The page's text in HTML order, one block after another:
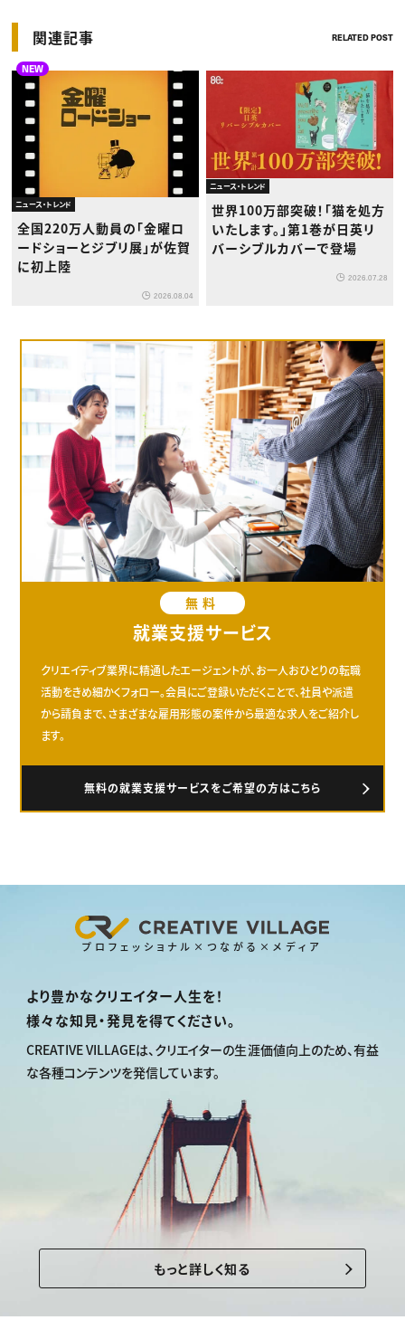
関連記事 RELATED POST
NEW
ニュース・トレンド
全国220万人動員の「金曜ロ
ードショーとジブリ展」が佐賀
に初上陸
2026.08.04
ニュース・トレンド
世界100万部突破！「猫を処方
いたします。」第1巻が日英リ
バーシブルカバーで登場
2026.07.28
無料
就業支援サービス
クリエイティブ業界に精通したエージェントが、お一人おひとりの転職
活動をきめ細かくフォロー。会員にご登録いただくことで、社員や派遣
から請負まで、さまざまな雇用形態の案件から最適な求人をご紹介し
ます。
無料の就業支援サービスをご希望の方はこちら
プロフェッショナル×つながる×メディア
より豊かなクリエイター人生を！
様々な知見・発見を得てください。
CREATIVE VILLAGEは、クリエイターの生涯価値向上のため、有益
な各種コンテンツを発信しています。
もっと詳しく知る